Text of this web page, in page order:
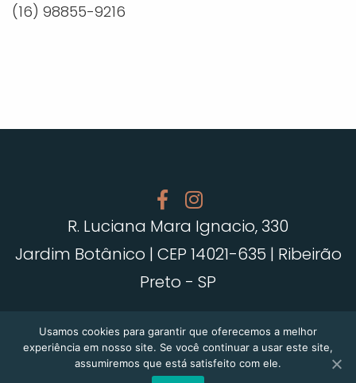
(16) 98855-9216
R. Luciana Mara Ignacio, 330
Jardim Botânico | CEP 14021-635 | Ribeirão
Preto - SP
VKN AVIATION | Todos os direitos reservados. |
Desenvolvido porWg6 Marketing
Usamos cookies para garantir que oferecemos a melhor
experiência em nosso site. Se você continuar a usar este site,
assumiremos que está satisfeito com ele.